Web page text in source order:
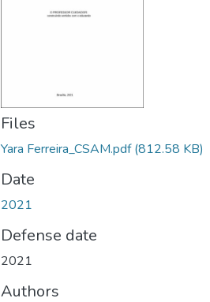
Files
Yara Ferreira_CSAM.pdf(812.58 KB)
Date
2021
Defense date
2021
Authors